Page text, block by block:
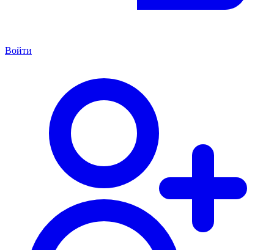
Войти